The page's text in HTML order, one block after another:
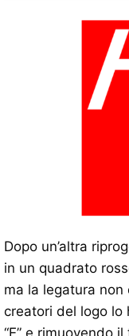
Dopo un’altra
in un quadrato
ma la legatura
creatori del logo lo
“E” e rimuovendo